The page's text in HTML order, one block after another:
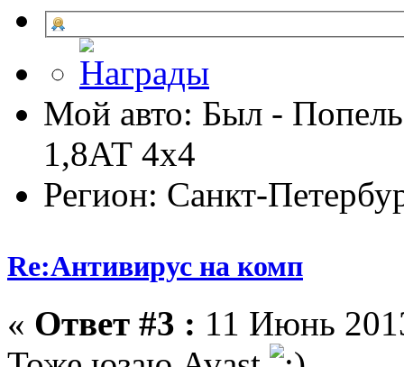
Мой авто: Был -
1,8АТ 4х4
Регион: Санкт-
Re:Антивирус на комп
« Ответ #3 : 11 Июнь